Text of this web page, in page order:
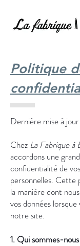
Politique
Dernière mise à
Chez La Fabrique à
accordons une
confidentialité de
personnelles. Cette
la manière dont
vos données lorsque
notre site.
1. Qui sommes-